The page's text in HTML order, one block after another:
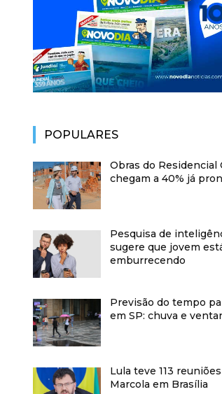
POPULARES
Obras do Residencial
chegam a 40% já
Pesquisa de
sugere que jovem
emburrecendo
Previsão do tempo
em SP: chuva e
Lula teve 113
Marcola em Brasília